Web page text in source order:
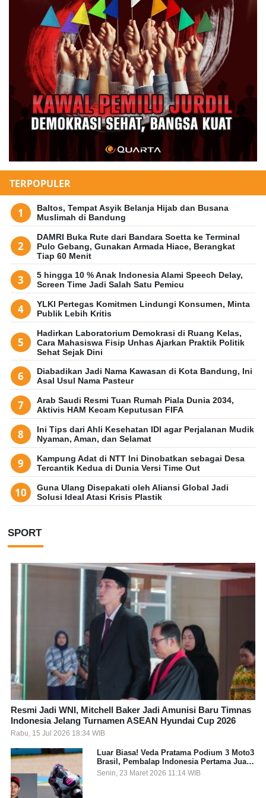
TERPOPULER
Baltos, Tempat Asyik Belanja Hijab dan Busana
Muslimah di Bandung
DAMRI Buka Rute dari Bandara Soetta ke Terminal
Pulo Gebang, Gunakan Armada Hiace, Berangkat
Tiap 60 Menit
5 hingga 10 % Anak Indonesia Alami Speech Delay,
Screen Time Jadi Salah Satu Pemicu
YLKI Pertegas Komitmen Lindungi Konsumen, Minta
Publik Lebih Kritis
Hadirkan Laboratorium Demokrasi di Ruang Kelas,
Cara Mahasiswa Fisip Unhas Ajarkan Praktik Politik
Sehat Sejak Dini
Diabadikan Jadi Nama Kawasan di Kota Bandung, Ini
Asal Usul Nama Pasteur
Arab Saudi Resmi Tuan Rumah Piala Dunia 2034,
Aktivis HAM Kecam Keputusan FIFA
Ini Tips dari Ahli Kesehatan IDI agar Perjalanan Mudik
Nyaman, Aman, dan Selamat
Kampung Adat di NTT Ini Dinobatkan sebagai Desa
Tercantik Kedua di Dunia Versi Time Out
Guna Ulang Disepakati oleh Aliansi Global Jadi
Solusi Ideal Atasi Krisis Plastik
SPORT
Resmi Jadi WNI, Mitchell Baker Jadi Amunisi Baru Timnas
Indonesia Jelang Turnamen ASEAN Hyundai Cup 2026
Rabu, 15 Jul 2026 18:34 WIB
Luar Biasa! Veda Pratama Podium 3 Moto3
Brasil, Pembalap Indonesia Pertama Juara
Grand Prix
Senin, 23 Maret 2026 11:14 WIB